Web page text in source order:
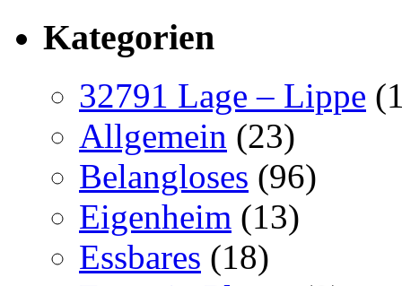
Kategorien
32791 Lage – Lippe
Allgemein (23)
Belangloses (96)
Eigenheim (13)
Essbares (18)